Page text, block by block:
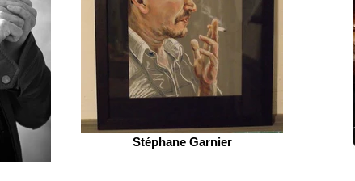
Stéphane Garnier